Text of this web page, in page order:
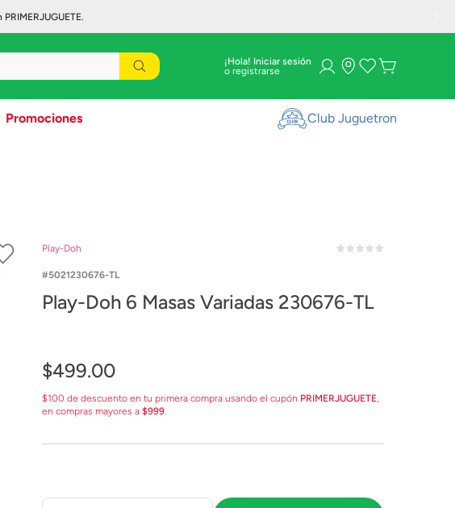
¡Hola! Iniciar sesión
Promociones Club Juguetron
Play-Doh
5021230676-TL
Play-Doh 6 Masas Variadas 230676-TL
$499.00
$100 de descuento en tu primera compra usando el cupón PRIMERJUGUETE,
en compras mayores a $999.